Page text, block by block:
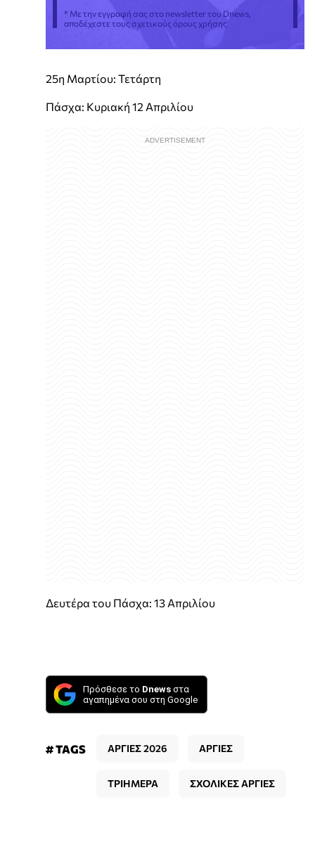
* Με την εγγραφή σας στο newsletter του Dnews,
αποδέχεστε τους σχετικούς όρους χρήσης
25η Μαρτίου: Τετάρτη
Πάσχα: Κυριακή 12 Απριλίου
Δευτέρα του Πάσχα: 13 Απριλίου
Πρόσθεσε το Dnews στα
αγαπημένα σου στη Google
# TAGS ΑΡΓΙΕΣ 2026 ΑΡΓΙΕΣ
ΤΡΙΗΜΕΡΑ ΣΧΟΛΙΚΕΣ ΑΡΓΙΕΣ